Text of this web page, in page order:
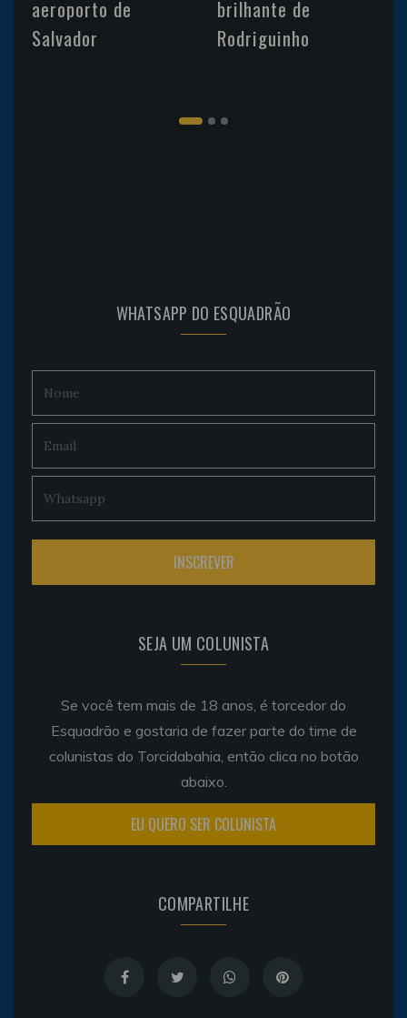
aeroporto de
Salvador
brilhante de
Rodriguinho
WHATSAPP DO ESQUADRÃO
SEJA UM COLUNISTA
Se você tem mais de 18 anos, é torcedor do
Esquadrão e gostaria de fazer parte do time de
colunistas do Torcidabahia, então clica no botão
abaixo.
EU QUERO SER COLUNISTA
COMPARTILHE